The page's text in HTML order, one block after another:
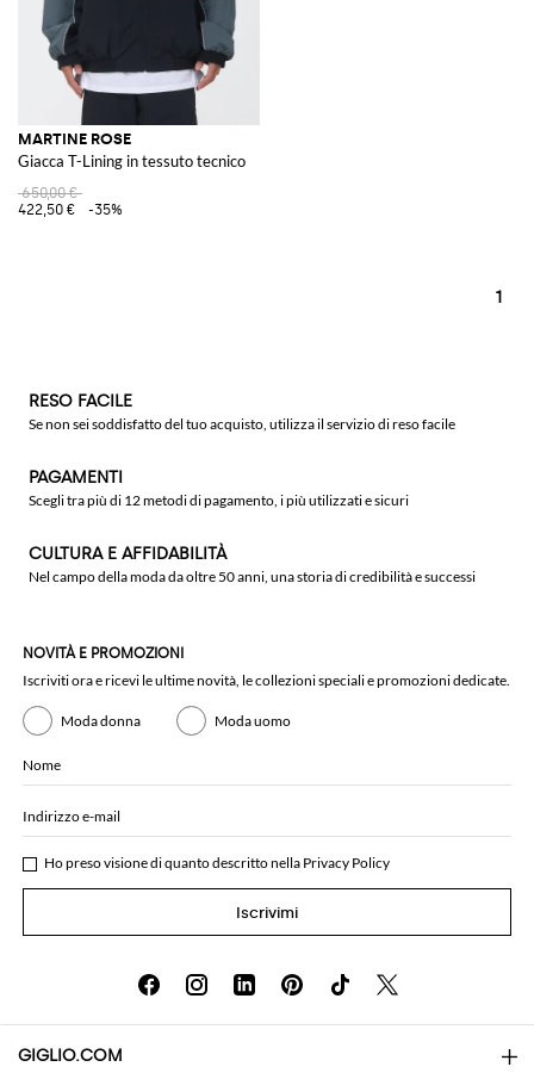
MARTINE ROSE
Giacca T-Lining in tessuto tecnico
650,00 €
422,50 €
-35%
1
RESO FACILE
Se non sei soddisfatto del tuo acquisto, utilizza il servizio di reso facile
PAGAMENTI
Scegli tra più di 12 metodi di pagamento, i più utilizzati e sicuri
CULTURA E AFFIDABILITÀ
Nel campo della moda da oltre 50 anni, una storia di credibilità e successi
NOVITÀ E PROMOZIONI
Iscriviti ora e ricevi le ultime novità, le collezioni speciali e promozioni dedicate.
Moda donna Moda uomo
Nome
Indirizzo e-mail
Ho preso visione di quanto descritto nella Privacy Policy
Iscrivimi
GIGLIO.COM